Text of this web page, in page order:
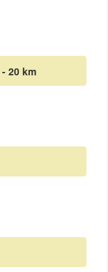
- 20 km